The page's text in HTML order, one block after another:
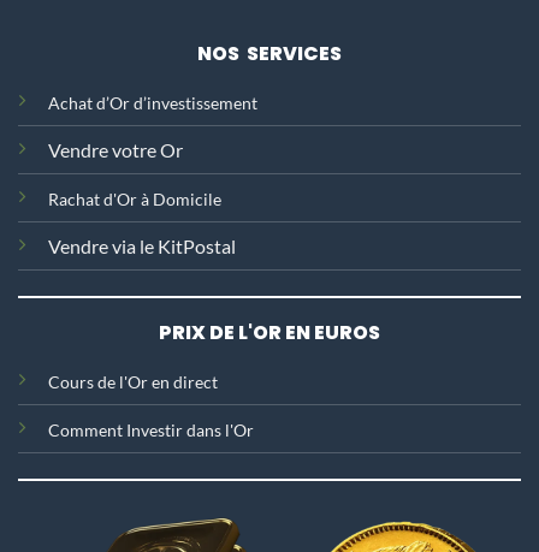
NOS SERVICES
Achat d’Or d’investissement
Vendre votre Or
Rachat d'Orà Domicile
Vendre via le KitPostal
PRIX DE L'OR EN EUROS
Cours de l'Or en direct
Comment Investir dans l'Or